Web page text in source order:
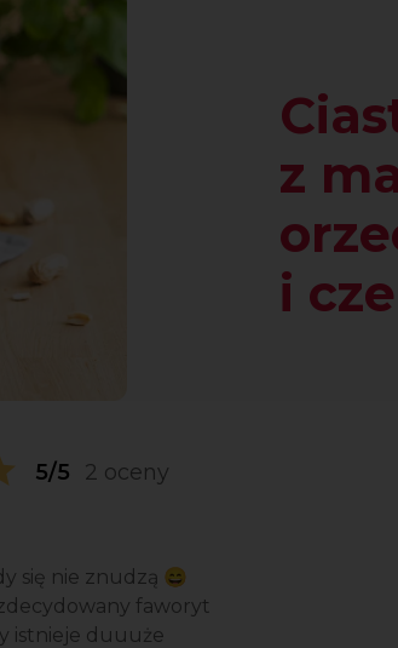
z
i
5/5 2 oceny
się nie znudzą 😄
faworyt
istnieje duuuże